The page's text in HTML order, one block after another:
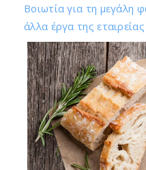
Βοιωτία για τη μεγάλη
άλλα έργα της